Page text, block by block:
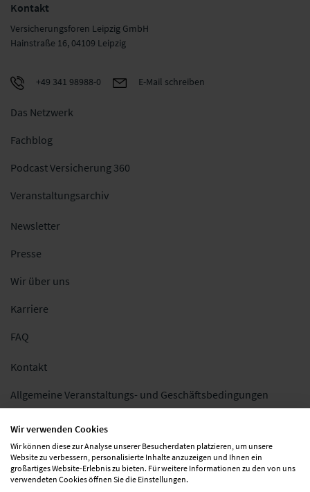
Kontakt
Versicherungsforen Leipzig GmbH
Hainstraße 16, 04109 Leipzig
+49 341 98988-0 E-Mail schreiben
Das Netzwerk
Fachblog
Podcast Versicherung 360
Veranstaltungsarchiv
Newsletter
Presse
Wir über uns
Karriere
FAQ
Kontakt
Allgemeine Veranstaltungs- und Geschäftsbedingungen
Datenschutz
Folgen Sie uns
Wir verwenden Cookies
Wir können diese zur Analyse unserer Besucherdaten platzieren, um unsere
Website zu verbessern, personalisierte Inhalte anzuzeigen und Ihnen ein
großartiges Website-Erlebnis zu bieten. Für weitere Informationen zu den von uns
verwendeten Cookies öffnen Sie die Einstellungen.